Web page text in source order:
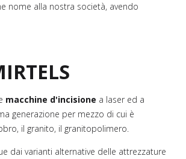
nome alla nostra società, avendo
macchine d'incisione a laser ed a
generazione per mezzo di cui è
il granito, il granitopolimero.
dai varianti alternative delle attrezzature